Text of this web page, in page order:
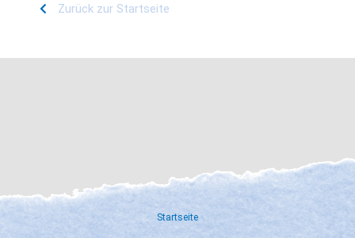
Zurück zur Startseite
Startseite